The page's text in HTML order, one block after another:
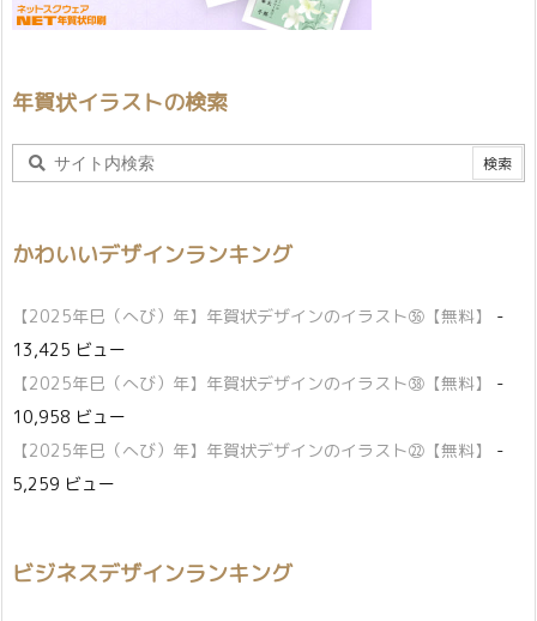
年賀状イラストの検索
かわいいデザインランキング
【2025年巳（へび）年】年賀状デザインのイラスト㊱【無料】
-
13,425 ビュー
【2025年巳（へび）年】年賀状デザインのイラスト㊳【無料】
-
10,958 ビュー
【2025年巳（へび）年】年賀状デザインのイラスト㉒【無料】
-
5,259 ビュー
ビジネスデザインランキング